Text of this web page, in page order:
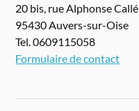
20 bis, rue Alphonse Callé
95430 Auvers-sur-Oise
Tel. 0609115058
Formulaire de contact